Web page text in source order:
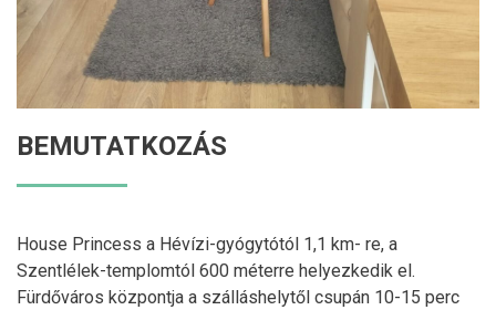
BEMUTATKOZÁS
House Princess a Hévízi-gyógytótól 1,1 km- re, a
Szentlélek-templomtól 600 méterre helyezkedik el.
Fürdőváros központja a szálláshelytől csupán 10-15 perc